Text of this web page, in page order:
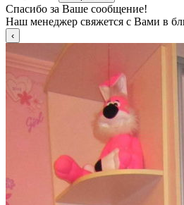
Спасибо за Ваше сообщение!
Наш менеджер свяжется с Вами в